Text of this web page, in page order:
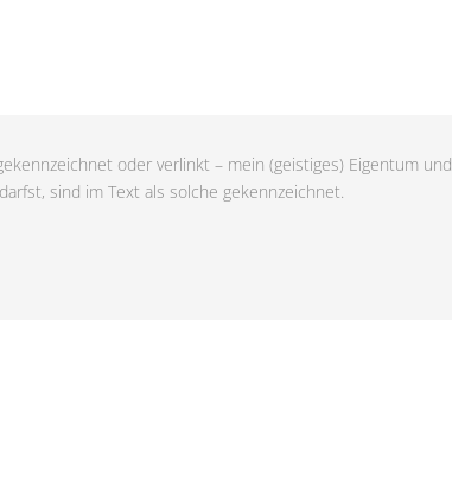
oder verlinkt – mein (geistiges) Eigentum und
sind im Text als solche gekennzeichnet.